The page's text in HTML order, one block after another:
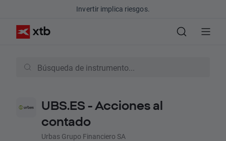
Invertir implica riesgos.
UBS.ES - Acciones al
contado
Urbas Grupo Financiero SA